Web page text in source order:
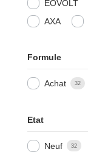
EOVOLT
AXA
Formule
Achat 32
Etat
Neuf 32